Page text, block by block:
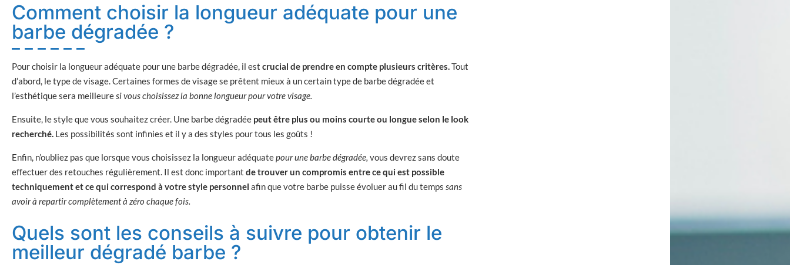
Comment choisir la longueur adéquate pour une
barbe dégradée ?
Pour choisir la longueur adéquate pour une barbe dégradée, il est crucial de prendre en compte plusieurs critères.Tout
d’abord, le type de visage. Certaines formes de visage se prêtent mieux à un certain type de barbe dégradée et
l’esthétique sera meilleuresi vous choisissez la bonne longueur pour votre visage.
Ensuite, le style que vous souhaitez créer. Une barbe dégradée peut être plus ou moins courte ou longue selon le look
recherché. Les possibilités sont infinies et il y a des styles pour tous les goûts !
Enfin, n’oubliez pas que lorsque vous choisissez la longueur adéquatepour une barbe dégradée, vous devrez sans doute
effectuer des retouches régulièrement. Il est donc important de trouver un compromis entre ce qui est possible
techniquement et ce qui correspond à votre style personnel afin que votre barbe puisse évoluer au fil du temps sans
avoir à repartir complètement à zéro chaque fois.
Quels sont les conseils à suivre pour obtenir le
meilleur dégradé barbe ?